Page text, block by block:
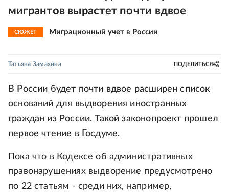
мигрантов вырастет почти вдвое
СЮЖЕТ Миграционный учет в России
Татьяна Замахина ПОДЕЛИТЬСЯ
В России будет почти вдвое расширен список
оснований для выдворения иностранных
граждан из России. Такой законопроект прошел
первое чтение в Госдуме.
Пока что в Кодексе об административных
правонарушениях выдворение предусмотрено
по 22 статьям - среди них, например,